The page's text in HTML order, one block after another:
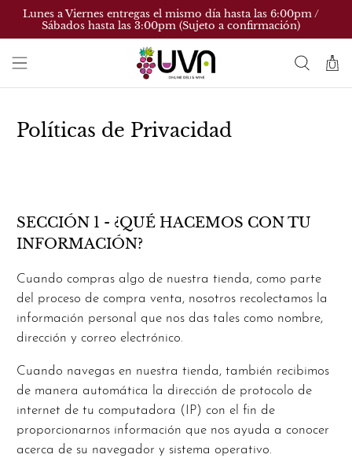
Lunes a Viernes entregas el mismo día hasta las 6:00pm /
Sábados hasta las 3:00pm (Sujeto a confirmación)
Políticas de Privacidad
SECCIÓN 1 - ¿QUÉ HACEMOS CON TU
INFORMACIÓN?
Cuando compras algo de nuestra tienda, como parte
del proceso de compra venta, nosotros recolectamos la
información personal que nos das tales como nombre,
dirección y correo electrónico.
Cuando navegas en nuestra tienda, también recibimos
de manera automática la dirección de protocolo de
internet de tu computadora (IP) con el fin de
proporcionarnos información que nos ayuda a conocer
acerca de su navegador y sistema operativo.